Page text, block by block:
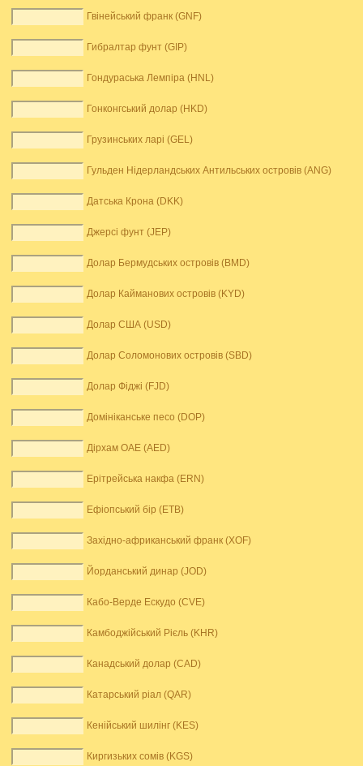
Гвінейський франк (GNF)
Гибралтар фунт (GIP)
Гондураська Лемпіра (HNL)
Гонконгський долар (HKD)
Грузинських ларі (GEL)
Гульден Нідерландських Антильських островів (ANG)
Датська Крона (DKK)
Джерсі фунт (JEP)
Долар Бермудських островів (BMD)
Долар Кайманових островів (KYD)
Долар США (USD)
Долар Соломонових островів (SBD)
Долар Фіджі (FJD)
Домініканське песо (DOP)
Дірхам ОАЕ (AED)
Ерітрейська накфа (ERN)
Ефіопський бір (ETB)
Західно-африканський франк (XOF)
Йорданський динар (JOD)
Кабо-Верде Ескудо (CVE)
Камбоджійський Рієль (KHR)
Канадський долар (CAD)
Катарський ріал (QAR)
Кенійський шилінг (KES)
Киргизьких сомів (KGS)